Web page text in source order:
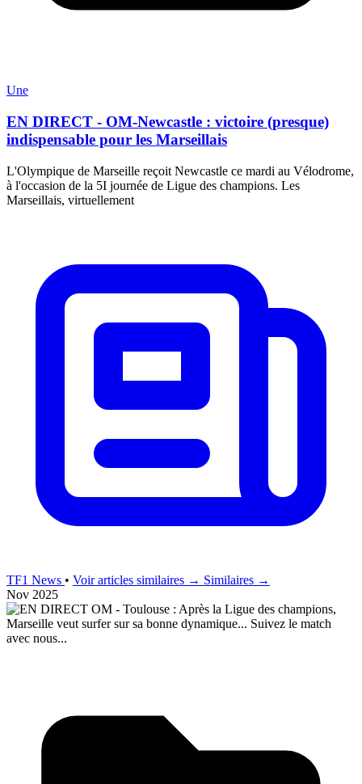
Une
EN DIRECT - OM-Newcastle : victoire (presque)
indispensable pour les Marseillais
L'Olympique de Marseille reçoit Newcastle ce mardi au Vélodrome,
à l'occasion de la 5I journée de Ligue des champions. Les
Marseillais, virtuellement
TF1 News • Voir articles similaires → Similaires →
Nov 2025